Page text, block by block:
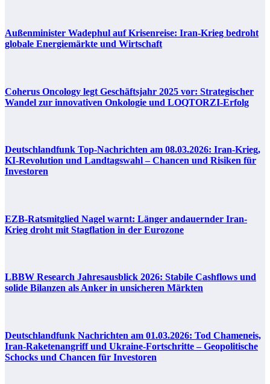
Außenminister Wadephul auf Krisenreise: Iran-Krieg bedroht
globale Energiemärkte und Wirtschaft
Coherus Oncology legt Geschäftsjahr 2025 vor: Strategischer
Wandel zur innovativen Onkologie und LOQTORZI-Erfolg
Deutschlandfunk Top-Nachrichten am 08.03.2026: Iran-Krieg,
KI-Revolution und Landtagswahl – Chancen und Risiken für
Investoren
EZB-Ratsmitglied Nagel warnt: Länger andauernder Iran-
Krieg droht mit Stagflation in der Eurozone
LBBW Research Jahresausblick 2026: Stabile Cashflows und
solide Bilanzen als Anker in unsicheren Märkten
Deutschlandfunk Nachrichten am 01.03.2026: Tod Chameneis,
Iran-Raketenangriff und Ukraine-Fortschritte – Geopolitische
Schocks und Chancen für Investoren